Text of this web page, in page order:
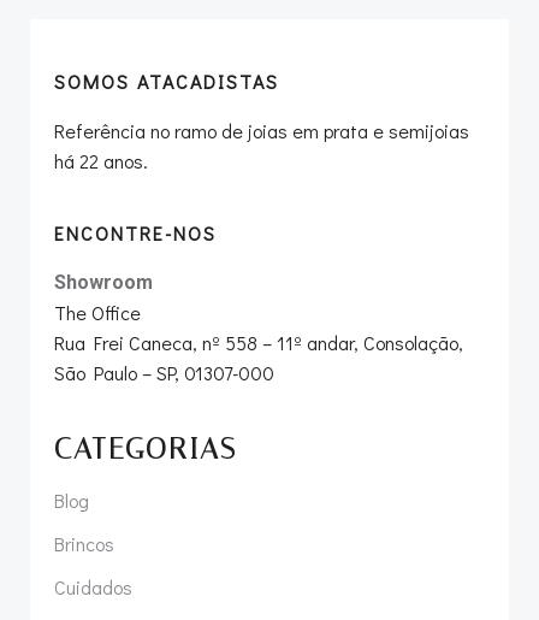
SOMOS ATACADISTAS
Referência no ramo de joias em prata e semijoias
há 22 anos.
ENCONTRE-NOS
Showroom
The Office
Rua Frei Caneca, nº 558 – 11º andar, Consolação,
São Paulo – SP, 01307-000
CATEGORIAS
Blog
Brincos
Cuidados